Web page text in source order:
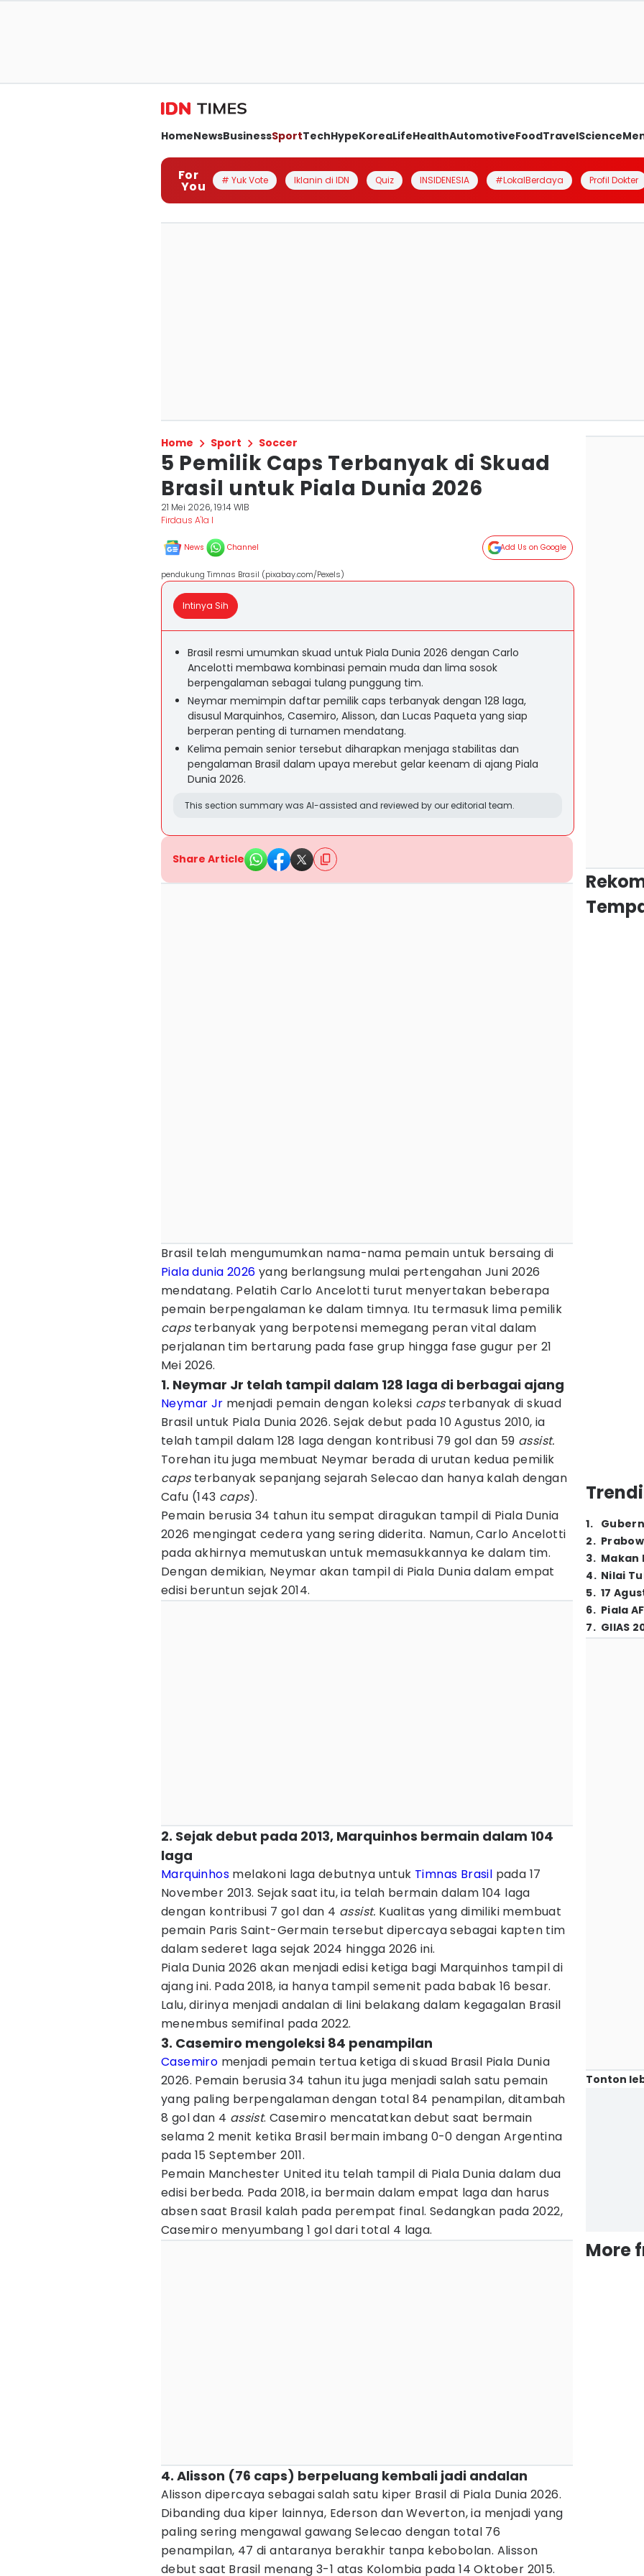
HomeNewsBusinessSportTechHypeKoreaLifeHealthAutomotiveFoodTravelScience
For
You # Yuk Vote Iklanin di IDN Quiz INSIDENESIA #LokalBerdaya Profil Dokter
Home Sport Soccer
5 Pemilik Caps Terbanyak di Skuad
Brasil untuk Piala Dunia 2026
21 Mei 2026, 19:14 WIB
Firdaus A'la I
News Channel Add Us on Google
pendukung Timnas Brasil (pixabay.com/Pexels)
Intinya Sih
Brasil resmi umumkan skuad untuk Piala Dunia 2026 dengan Carlo
Ancelotti membawa kombinasi pemain muda dan lima sosok
berpengalaman sebagai tulang punggung tim.
Neymar memimpin daftar pemilik caps terbanyak dengan 128 laga,
disusul Marquinhos, Casemiro, Alisson, dan Lucas Paqueta yang siap
berperan penting di turnamen mendatang.
Kelima pemain senior tersebut diharapkan menjaga stabilitas dan
pengalaman Brasil dalam upaya merebut gelar keenam di ajang Piala
Dunia 2026.
This section summary was AI-assisted and reviewed by our editorial team.
Share Article
Brasil telah mengumumkan nama-nama pemain untuk bersaing di
Piala dunia 2026 yang berlangsung mulai pertengahan Juni 2026
mendatang. Pelatih Carlo Ancelotti turut menyertakan beberapa
pemain berpengalaman ke dalam timnya. Itu termasuk lima pemilik
caps terbanyak yang berpotensi memegang peran vital dalam
perjalanan tim bertarung pada fase grup hingga fase gugur per 21
Mei 2026.
1. Neymar Jr telah tampil dalam 128 laga di berbagai ajang
Neymar Jr menjadi pemain dengan koleksi caps terbanyak di skuad
Brasil untuk Piala Dunia 2026. Sejak debut pada 10 Agustus 2010, ia
telah tampil dalam 128 laga dengan kontribusi 79 gol dan 59 assist.
Torehan itu juga membuat Neymar berada di urutan kedua pemilik
caps terbanyak sepanjang sejarah Selecao dan hanya kalah dengan
Cafu (143 caps).
Pemain berusia 34 tahun itu sempat diragukan tampil di Piala Dunia
2026 mengingat cedera yang sering diderita. Namun, Carlo Ancelotti
pada akhirnya memutuskan untuk memasukkannya ke dalam tim.
Dengan demikian, Neymar akan tampil di Piala Dunia dalam empat
edisi beruntun sejak 2014.
2. Sejak debut pada 2013, Marquinhos bermain dalam 104
laga
Marquinhos melakoni laga debutnya untuk Timnas Brasil pada 17
November 2013. Sejak saat itu, ia telah bermain dalam 104 laga
dengan kontribusi 7 gol dan 4 assist. Kualitas yang dimiliki membuat
pemain Paris Saint-Germain tersebut dipercaya sebagai kapten tim
dalam sederet laga sejak 2024 hingga 2026 ini.
Piala Dunia 2026 akan menjadi edisi ketiga bagi Marquinhos tampil di
ajang ini. Pada 2018, ia hanya tampil semenit pada babak 16 besar.
Lalu, dirinya menjadi andalan di lini belakang dalam kegagalan Brasil
menembus semifinal pada 2022.
3. Casemiro mengoleksi 84 penampilan
Casemiro menjadi pemain tertua ketiga di skuad Brasil Piala Dunia
2026. Pemain berusia 34 tahun itu juga menjadi salah satu pemain
yang paling berpengalaman dengan total 84 penampilan, ditambah
8 gol dan 4 assist. Casemiro mencatatkan debut saat bermain
selama 2 menit ketika Brasil bermain imbang 0-0 dengan Argentina
pada 15 September 2011.
Pemain Manchester United itu telah tampil di Piala Dunia dalam dua
edisi berbeda. Pada 2018, ia bermain dalam empat laga dan harus
absen saat Brasil kalah pada perempat final. Sedangkan pada 2022,
Casemiro menyumbang 1 gol dari total 4 laga.
4. Alisson (76 caps) berpeluang kembali jadi andalan
Alisson dipercaya sebagai salah satu kiper Brasil di Piala Dunia 2026.
Dibanding dua kiper lainnya, Ederson dan Weverton, ia menjadi yang
paling sering mengawal gawang Selecao dengan total 76
penampilan, 47 di antaranya berakhir tanpa kebobolan. Alisson
debut saat Brasil menang 3-1 atas Kolombia pada 14 Oktober 2015.
1.
2.
3. Makan
4. Nilai
5. 17
6. Piala
7. GIIAS
Tonton
More